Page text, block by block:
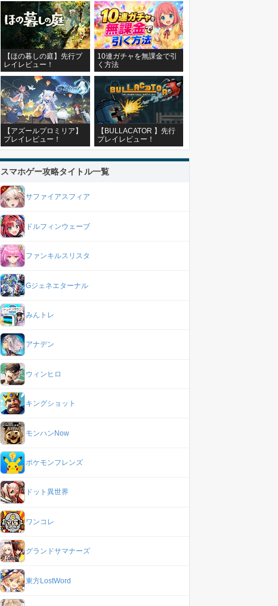
【ほの暮しの庭】先行プ
レイレビュー！
10連ガチャを無課金で引
く方法
【アズールプロミリア】
プレイレビュー！
【BULLACATOR 】先行
プレイレビュー！
スマホゲー攻略タイトル一覧
サファイアスフィア
ドルフィンウェーブ
ファンキルスリスタ
Gジェネエターナル
みんトレ
アナデン
ウィンヒロ
キングショット
モンハンNow
ポケモンフレンズ
ドット異世界
ワンコレ
グランドサマナーズ
東方LostWord